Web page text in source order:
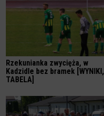
Rzekunianka zwycięża, w
Kadzidle bez bramek [WYNIKI,
TABELA]